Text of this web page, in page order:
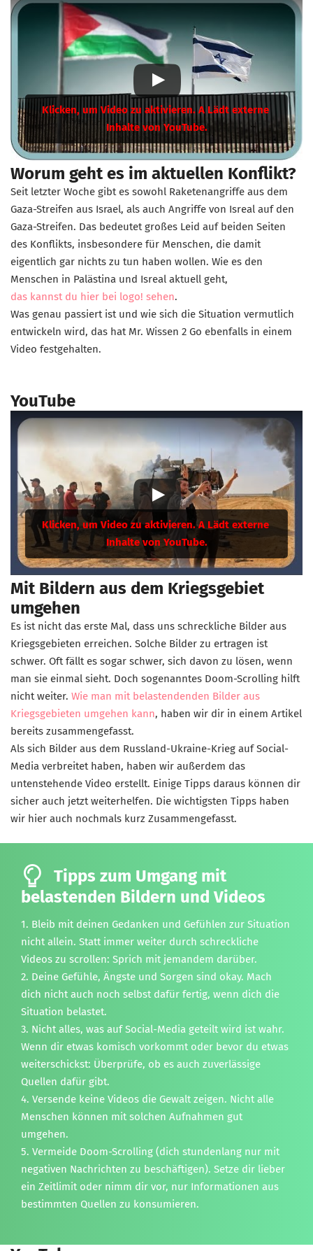
Worum geht es im aktuellen Konflikt?
Seit letzter Woche gibt es sowohl Raketenangriffe aus dem
Gaza-Streifen aus Israel, als auch Angriffe von Isreal auf den
Gaza-Streifen. Das bedeutet großes Leid auf beiden Seiten
des Konflikts, insbesondere für Menschen, die damit
eigentlich gar nichts zu tun haben wollen. Wie es den
Menschen in Palästina und Isreal aktuell geht,
das kannst du hier bei logo! sehen.
Was genau passiert ist und wie sich die Situation vermutlich
entwickeln wird, das hat Mr. Wissen 2 Go ebenfalls in einem
Video festgehalten.
YouTube
Mit Bildern aus dem Kriegsgebiet
umgehen
Es ist nicht das erste Mal, dass uns schreckliche Bilder aus
Kriegsgebieten erreichen. Solche Bilder zu ertragen ist
schwer. Oft fällt es sogar schwer, sich davon zu lösen, wenn
man sie einmal sieht. Doch sogenanntes Doom-Scrolling hilft
nicht weiter. Wie man mit belastendenden Bilder aus
Kriegsgebieten umgehen kann, haben wir dir in einem Artikel
bereits zusammengefasst.
Als sich Bilder aus dem Russland-Ukraine-Krieg auf Social-
Media verbreitet haben, haben wir außerdem das
untenstehende Video erstellt. Einige Tipps daraus können dir
sicher auch jetzt weiterhelfen. Die wichtigsten Tipps haben
wir hier auch nochmals kurz Zusammengefasst.
Tipps zum Umgang mit
belastenden Bildern und Videos
1. Bleib mit deinen Gedanken und Gefühlen zur Situation
nicht allein. Statt immer weiter durch schreckliche
Videos zu scrollen: Sprich mit jemandem darüber.
2. Deine Gefühle, Ängste und Sorgen sind okay. Mach
dich nicht auch noch selbst dafür fertig, wenn dich die
Situation belastet.
3. Nicht alles, was auf Social-Media geteilt wird ist wahr.
Wenn dir etwas komisch vorkommt oder bevor du etwas
weiterschickst: Überprüfe, ob es auch zuverlässige
Quellen dafür gibt.
4. Versende keine Videos die Gewalt zeigen. Nicht alle
Menschen können mit solchen Aufnahmen gut
umgehen.
5. Vermeide Doom-Scrolling (dich stundenlang nur mit
negativen Nachrichten zu beschäftigen). Setze dir lieber
ein Zeitlimit oder nimm dir vor, nur Informationen aus
bestimmten Quellen zu konsumieren.